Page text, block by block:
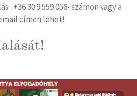
: +36 30 9 559 056- számon vagy a
címen lehet!